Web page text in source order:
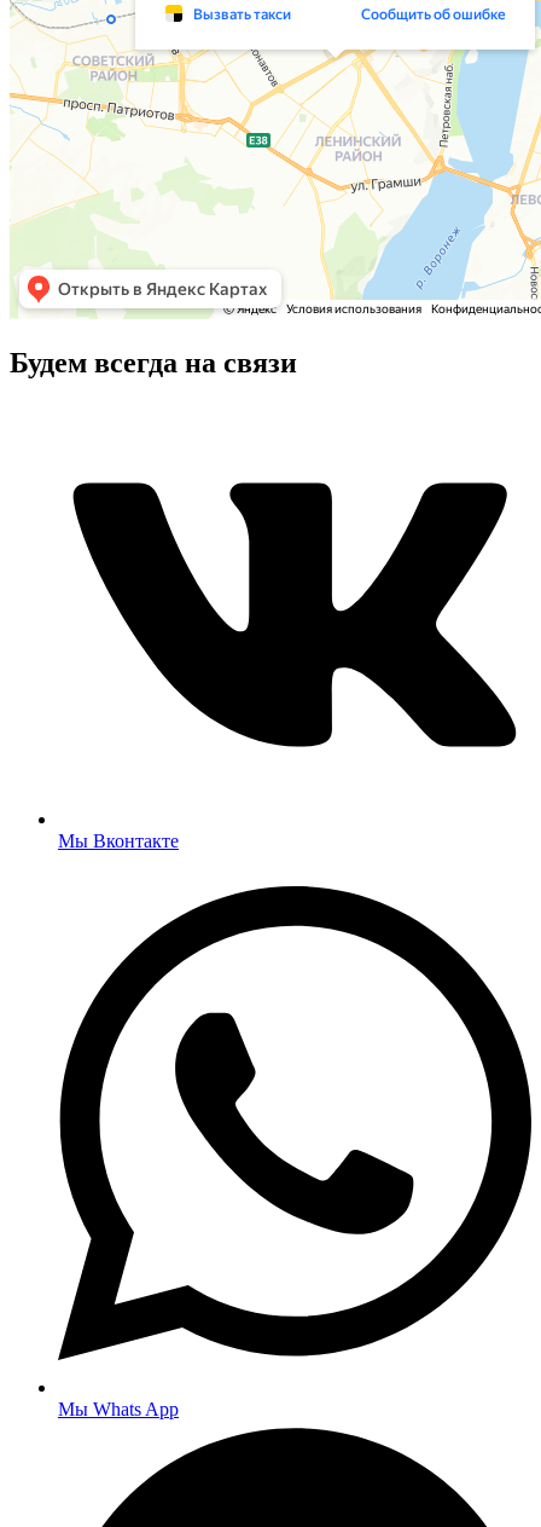
Будем всегда на связи
Мы Вконтакте
Мы Whats App